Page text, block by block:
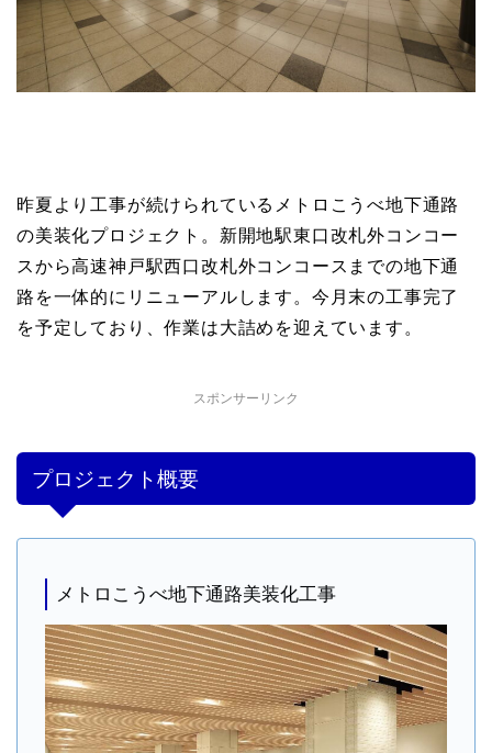
昨夏より工事が続けられているメトロこうべ地下通路
の美装化プロジェクト。新開地駅東口改札外コンコー
スから高速神戸駅西口改札外コンコースまでの地下通
路を一体的にリニューアルします。今月末の工事完了
を予定しており、作業は大詰めを迎えています。
スポンサーリンク
プロジェクト概要
メトロこうべ地下通路美装化工事